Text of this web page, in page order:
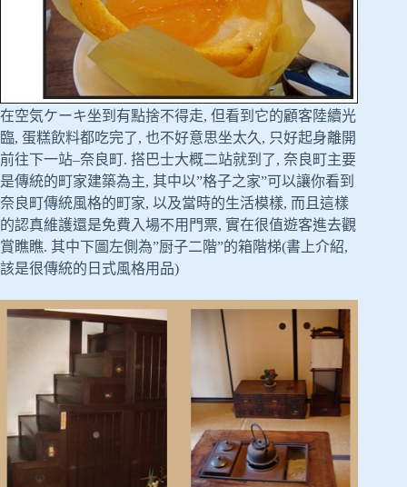
在空気ケーキ坐到有點捨不得走, 但看到它的顧客陸續光
臨, 蛋糕飲料都吃完了, 也不好意思坐太久, 只好起身離開
前往下一站–奈良町. 搭巴士大概二站就到了, 奈良町主要
是傳統的町家建築為主, 其中以”格子之家”可以讓你看到
奈良町傳統風格的町家, 以及當時的生活模樣, 而且這樣
的認真維護還是免費入場不用門票, 實在很值遊客進去觀
賞瞧瞧. 其中下圖左側為”厨子二階”的箱階梯(書上介紹,
該是很傳統的日式風格用品)